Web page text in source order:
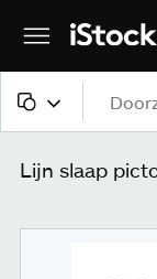
Lijn slaap